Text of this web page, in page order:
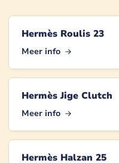
Hermès Roulis 23
Meer info
Hermès Jige Clutch
Meer info
Hermès Halzan 25